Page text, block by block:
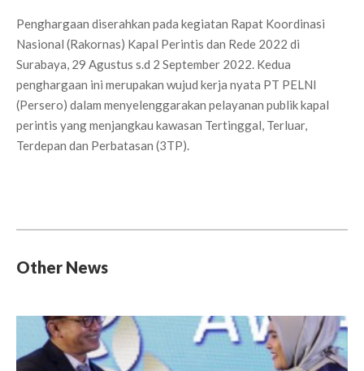
Penghargaan diserahkan pada kegiatan Rapat Koordinasi
Nasional (Rakornas) Kapal Perintis dan Rede 2022 di
Surabaya, 29 Agustus s.d 2 September 2022. Kedua
penghargaan ini merupakan wujud kerja nyata PT PELNI
(Persero) dalam menyelenggarakan pelayanan publik kapal
perintis yang menjangkau kawasan Tertinggal, Terluar,
Terdepan dan Perbatasan (3TP).
Other News